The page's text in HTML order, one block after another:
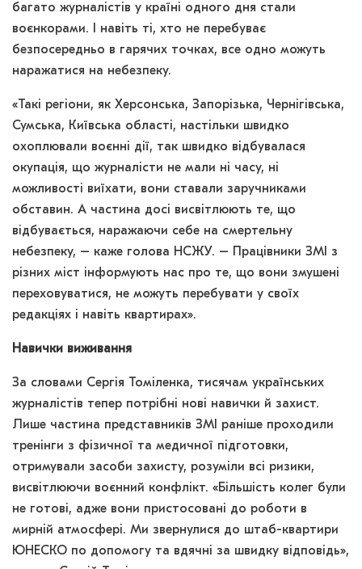
багато журналістів у країні одного дня стали
воєнкорами. І навіть ті, хто не перебуває
безпосередньо в гарячих точках, все одно можуть
наражатися на небезпеку.
«Такі регіони, як Херсонська, Запорізька, Чернігівська,
Сумська, Київська області, настільки швидко
охоплювали воєнні дії, так швидко відбувалася
окупація, що журналісти не мали ні часу, ні
можливості виїхати, вони ставали заручниками
обставин. А частина досі висвітлюють те, що
відбувається, наражаючи себе на смертельну
небезпеку, – каже голова НСЖУ. – Працівники ЗМІ з
різних міст інформують нас про те, що вони змушені
переховуватися, не можуть перебувати у своїх
редакціях і навіть квартирах».
Навички виживання
За словами Сергія Томіленка, тисячам українських
журналістів тепер потрібні нові навички й захист.
Лише частина представників ЗМІ раніше проходили
тренінги з фізичної та медичної підготовки,
отримували засоби захисту, розуміли всі ризики,
висвітлюючи воєнний конфлікт. «Більшість колег були
не готові, адже вони пристосовані до роботи в
мирній атмосфері. Ми звернулися до штаб-квартири
ЮНЕСКО по допомогу та вдячні за швидку відповідь»,